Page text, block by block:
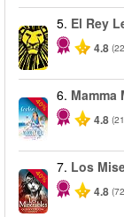
5. El Rey
4.8
-40%
6. Mamma
4.8
-40%
7. Los
4.8